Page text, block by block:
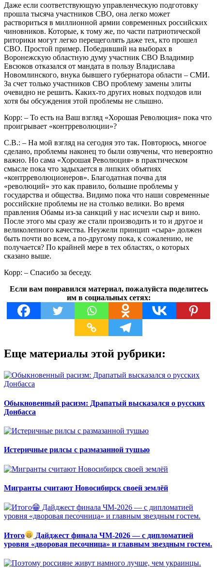
Даже если соответствующую управленческую подготовку
прошла тысяча участников СВО, она легко может
раствориться в миллионной армии современных российских
чиновников. Которые, к тому же, по части патриотической
риторики могут легко перещеголять даже тех, кто прошел
СВО. Простой пример. Победивший на выборах в
Воронежскую областную думу участник СВО Владимир
Евсюков отказался от мандата в пользу Владислава
Новомлинского, внука бывшего губернатора области – СМИ.
За счет только участников СВО проблему замены элиты
очевидно не решить. Каких-то других новых подходов или
хотя бы обсуждения этой проблемы не слышно.
Корр: – То есть на Ваш взгляд «Хорошая Революция» пока что
проигрывает «контрреволюции»?
С.В.: – На мой взгляд на сегодня это так. Повторюсь, многое
сделано, проблемы наконец то были озвучены, что невероятно
важно. Но сама «Хорошая Революция» в практическом
смысле пока что задыхается в липких объятиях
«контрреволюционеров». Благодатная почва для
«революций» это как правило, большие проблемы у
государства и общества. Видимо пока что наши современные
российские проблемы не на столько велики. Во время
правления Обамы из-за санкций у нас исчезли сыр и вино.
После этого мы сразу же стали производить и то и другое и
великолепного качества. Неужели принцип «сыра» должен
быть почти во всем, а по-другому пока, к сожалению, не
получается? По крайней мере в тех областях, о которых
сказано выше.
Корр: – Спасибо за беседу.
Если вам понравился материал, пожалуйста поделитесь
им в социальных сетях:
Еще материалы этой рубрики:
Обыкновенный расизм: Драпатый высказался о русских
Донбасса
Истеричные рилсы с размазанной тушью
Мигранты считают Новосибирск своей землёй
Итого
Дайджест финала ЧМ-2026 — с дипломатией
уровня «дворовая песочница» и главным звездным гостем.